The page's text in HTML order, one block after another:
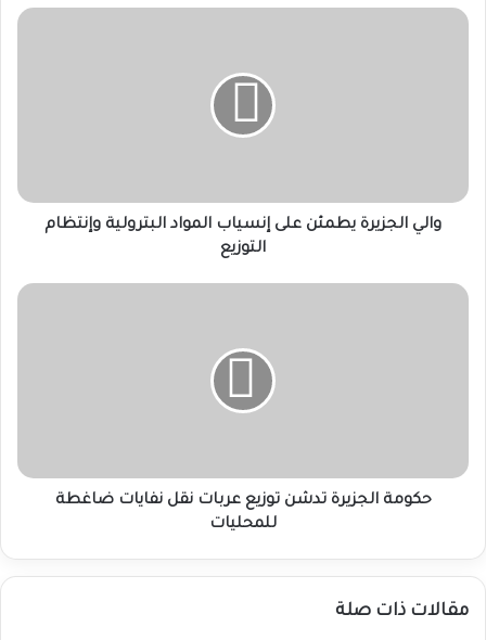
والي
التوزيع
والي الجزيرة يطمئن على إنسياب المواد البترولية وإنتظام
التوزيع
حكومة
للمحليات
حكومة الجزيرة تدشن توزيع عربات نقل نفايات ضاغطة
للمحليات
مقالات ذات صلة